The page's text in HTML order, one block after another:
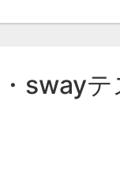
swayテ